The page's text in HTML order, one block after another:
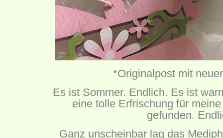
*Originalpost mit
Es ist Sommer. Endlich. Es ist
eine tolle Erfrischung für
gefunden.
Ganz unscheinbar lag das